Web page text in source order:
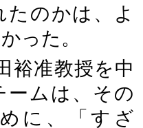
たのかは、よ
った。
裕准教授を中
ームは、その
に、「すざ